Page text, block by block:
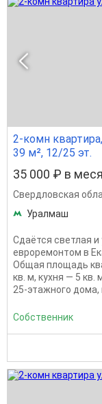
2-комн
39 м², 12/25 эт.
35 000 ₽ в
Свердловская
Уралмаш
Сдаётся светлая
евроремонтом в
Общая площадь
кв. м, кухня — 5
25-этажного дома,
Собственник